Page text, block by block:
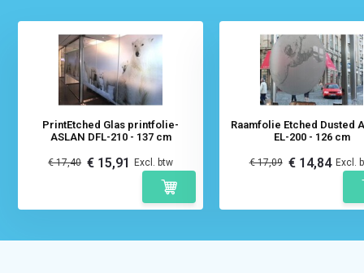
PrintEtched Glas printfolie-
ASLAN DFL-210 - 137 cm
€ 17,40 € 15,91 Excl. btw
Raamfolie Etched Dusted ASLAN
EL-200 - 126 cm
€ 17,09 € 14,84 Excl.